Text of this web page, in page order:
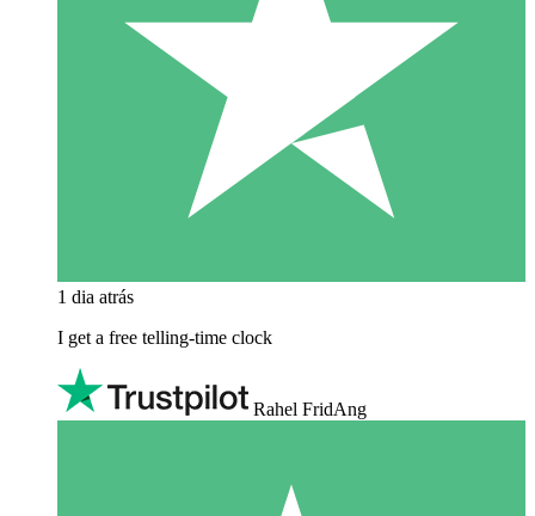
1 dia atrás
I get a free telling-time clock
Rahel FridAng